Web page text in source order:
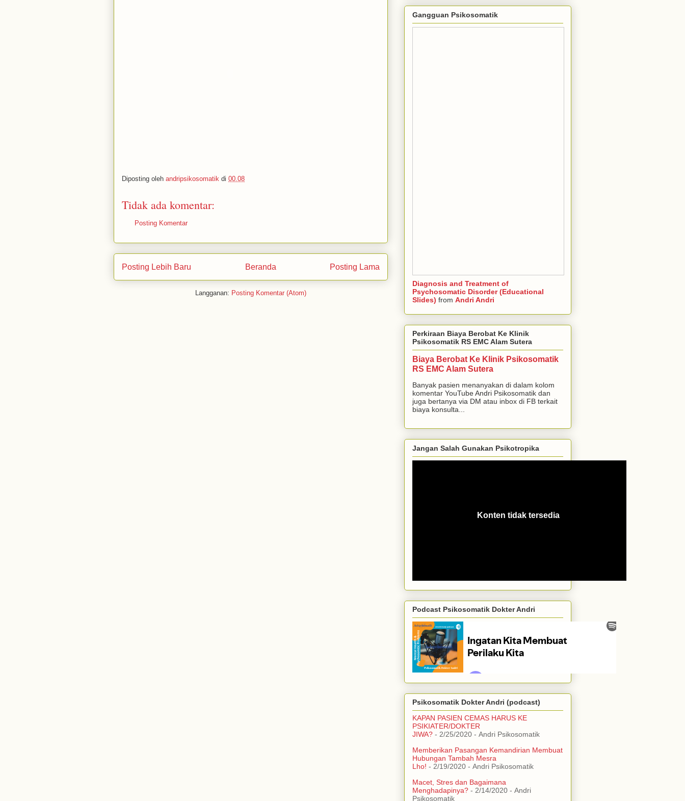
Diposting oleh andripsikosomatik di 00.08
Tidak ada komentar:
Posting Komentar
Posting Lebih Baru Posting Lama
Beranda
Langganan: Posting Komentar (Atom)
Gangguan Psikosomatik
Diagnosis and Treatment of
Psychosomatic Disorder (Educational
Slides) from Andri Andri
Perkiraan Biaya Berobat Ke Klinik
Psikosomatik RS EMC Alam Sutera
Biaya Berobat Ke Klinik Psikosomatik
RS EMC Alam Sutera
Banyak pasien menanyakan di dalam kolom
komentar YouTube Andri Psikosomatik dan
juga bertanya via DM atau inbox di FB terkait
biaya konsulta...
Jangan Salah Gunakan Psikotropika
Podcast Psikosomatik Dokter Andri
Psikosomatik Dokter Andri (podcast)
KAPAN PASIEN CEMAS HARUS KE
PSIKIATER/DOKTER
JIWA? - 2/25/2020 - Andri Psikosomatik
Memberikan Pasangan Kemandirian Membuat
Hubungan Tambah Mesra
Lho! - 2/19/2020 - Andri Psikosomatik
Macet, Stres dan Bagaimana
Menghadapinya? - 2/14/2020 - Andri
Psikosomatik